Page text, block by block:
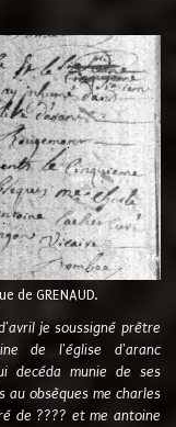
de GRENAUD.
je soussigné prêtre
de l'église d'aranc
decéda munie de ses
au obsèques me charles
de ???? et me antoine